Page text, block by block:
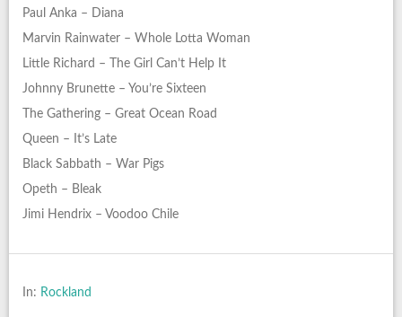
Paul Anka – Diana
Marvin Rainwater – Whole Lotta Woman
Little Richard – The Girl Can’t Help It
Johnny Brunette – You’re Sixteen
The Gathering – Great Ocean Road
Queen – It’s Late
Black Sabbath – War Pigs
Opeth – Bleak
Jimi Hendrix – Voodoo Chile
In: Rockland